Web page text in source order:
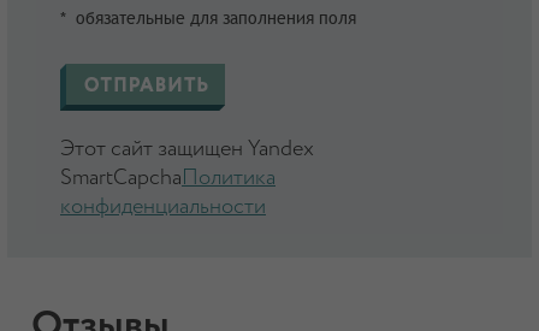
* обязательные для заполнения поля
Этот сайт защищен Yandex
SmartCapcha Политика
конфиденциальности